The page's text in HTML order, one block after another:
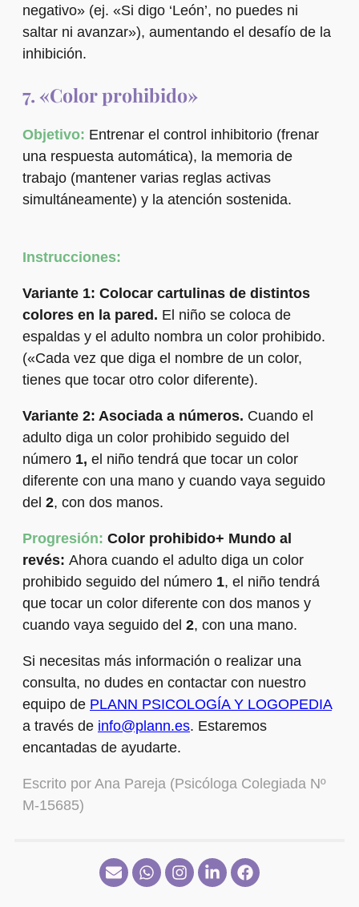
negativo» (ej. «Si digo ‘León’, no puedes ni
saltar ni avanzar»), aumentando el desafío de la
inhibición.
7. «Color prohibido»
Objetivo: Entrenar el control inhibitorio (frenar
una respuesta automática), la memoria de
trabajo (mantener varias reglas activas
simultáneamente) y la atención sostenida.
Instrucciones:
Variante 1: Colocar cartulinas de distintos
colores en la pared. El niño se coloca de
espaldas y el adulto nombra un color prohibido.
(«Cada vez que diga el nombre de un color,
tienes que tocar otro color diferente).
Variante 2: Asociada a números. Cuando el
adulto diga un color prohibido seguido del
número 1, el niño tendrá que tocar un color
diferente con una mano y cuando vaya seguido
del 2, con dos manos.
Progresión: Color prohibido+ Mundo al
revés: Ahora cuando el adulto diga un color
prohibido seguido del número 1, el niño tendrá
que tocar un color diferente con dos manos y
cuando vaya seguido del 2, con una mano.
Si necesitas más información o realizar una
consulta, no dudes en contactar con nuestro
equipo de PLANN PSICOLOGÍA Y LOGOPEDIA
a través de info@plann.es. Estaremos
encantadas de ayudarte.
Escrito por Ana Pareja (Psicóloga Colegiada Nº
M-15685)